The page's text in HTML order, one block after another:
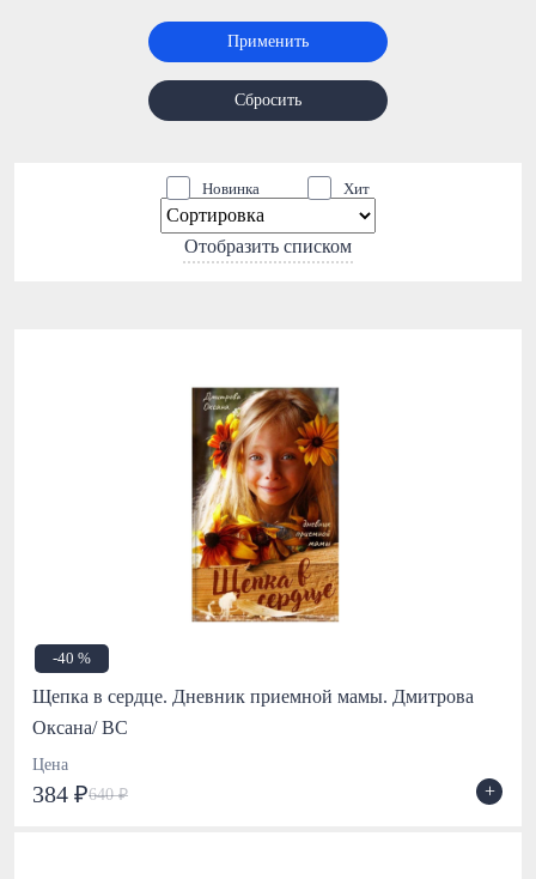
Применить
Сбросить
Новинка Хит
Отобразить списком
-40 %
Щепка в сердце. Дневник приемной мамы. Дмитрова
Оксана/ ВС
Цена
384 ₽640 ₽ +